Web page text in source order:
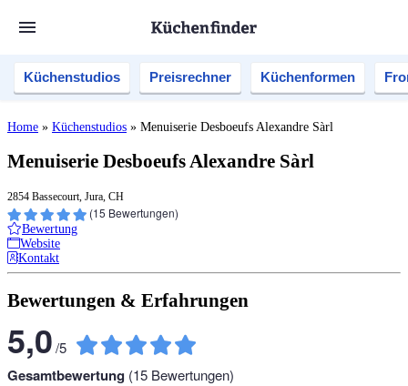
Küchenstudios Preisrechner Küchenformen
Home » Küchenstudios » Menuiserie Desboeufs Alexandre Sàrl
Menuiserie Desboeufs Alexandre Sàrl
2854 Bassecourt, Jura, CH
(15 Bewertungen)
Bewertung
Website
Kontakt
Bewertungen & Erfahrungen
5,0/5
Gesamtbewertung (15 Bewertungen)